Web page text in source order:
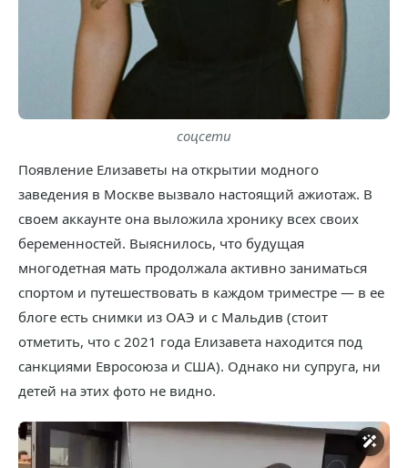
соцсети
Появление Елизаветы на открытии модного
заведения в Москве вызвало настоящий ажиотаж. В
своем аккаунте она выложила хронику всех своих
беременностей. Выяснилось, что будущая
многодетная мать продолжала активно заниматься
спортом и путешествовать в каждом триместре — в ее
блоге есть снимки из ОАЭ и с Мальдив (стоит
отметить, что с 2021 года Елизавета находится под
санкциями Евросоюза и США). Однако ни супруга, ни
детей на этих фото не видно.